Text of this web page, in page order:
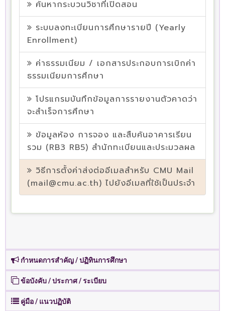
ค้นหากระบวนวิชาที่เปิดสอน
ระบบลงทะเบียนการศึกษารายปี (Yearly
Enrollment)
ค่าธรรมเนียม / เอกสารประกอบการเบิกค่า
ธรรมเนียมการศึกษา
โปรแกรมบันทึกข้อมูลการรายงานตัวคาดว่า
จะสำเร็จการศึกษา
ข้อมูลห้อง การจอง และสืบค้นอาคารเรียน
รวม (RB3 RB5) สำนักทะเบียนและประมวลผล
วิธีการตั้งค่าส่งต่ออีเมลสำหรับ CMU Mail
(mail@cmu.ac.th) ไปยังอีเมลที่ใช้เป็นประจำ
กำหนดการสำคัญ / ปฏิทินการศึกษา
ข้อบังคับ / ประกาศ / ระเบียบ
คู่มือ / แนวปฏิบัติ